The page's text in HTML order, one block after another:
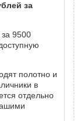
за
9500
полотно и
в
отдельно